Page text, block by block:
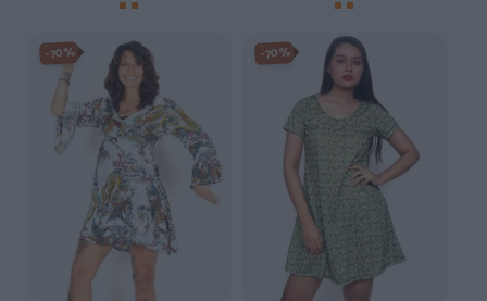
-70% -70%